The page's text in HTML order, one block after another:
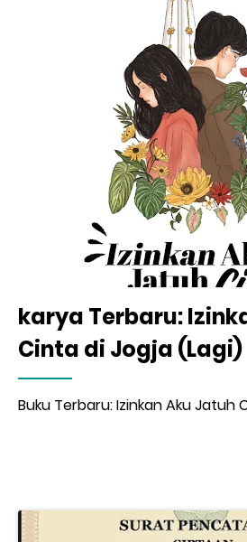
karya Terbaru:
Cinta di Jogja (Lagi)
Buku Terbaru: Izinkan Aku Jatuh